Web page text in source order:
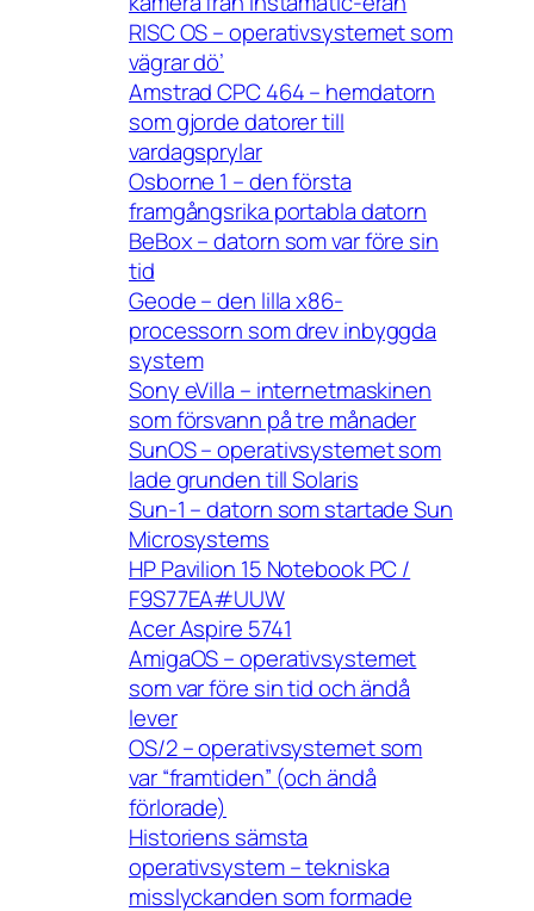
RISC OS – operativsystemet som
vägrar dö’
Amstrad CPC 464 – hemdatorn
som gjorde datorer till
vardagsprylar
Osborne 1 – den första
framgångsrika portabla datorn
BeBox – datorn som var före sin
tid
Geode – den lilla x86-
processorn som drev inbyggda
system
Sony eVilla – internetmaskinen
som försvann på tre månader
SunOS – operativsystemet som
lade grunden till Solaris
Sun-1 – datorn som startade Sun
Microsystems
HP Pavilion 15 Notebook PC /
F9S77EA#UUW
Acer Aspire 5741
AmigaOS – operativsystemet
som var före sin tid och ändå
lever
OS/2 – operativsystemet som
var “framtiden” (och ändå
förlorade)
Historiens sämsta
operativsystem – tekniska
misslyckanden som formade